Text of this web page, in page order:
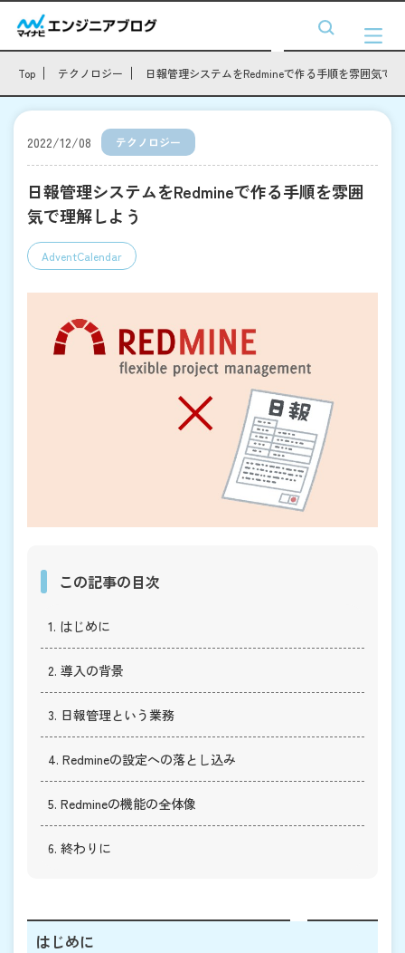
Top テクノロジー 日報管理システムをRedmineで作る手順を雰囲気で
2022/12/08 テクノロジー
日報管理システムをRedmineで作る手順を雰囲
気で理解しよう
AdventCalendar
この記事の目次
1. はじめに
2. 導入の背景
3. 日報管理という業務
4. Redmineの設定への落とし込み
5. Redmineの機能の全体像
6. 終わりに
はじめに